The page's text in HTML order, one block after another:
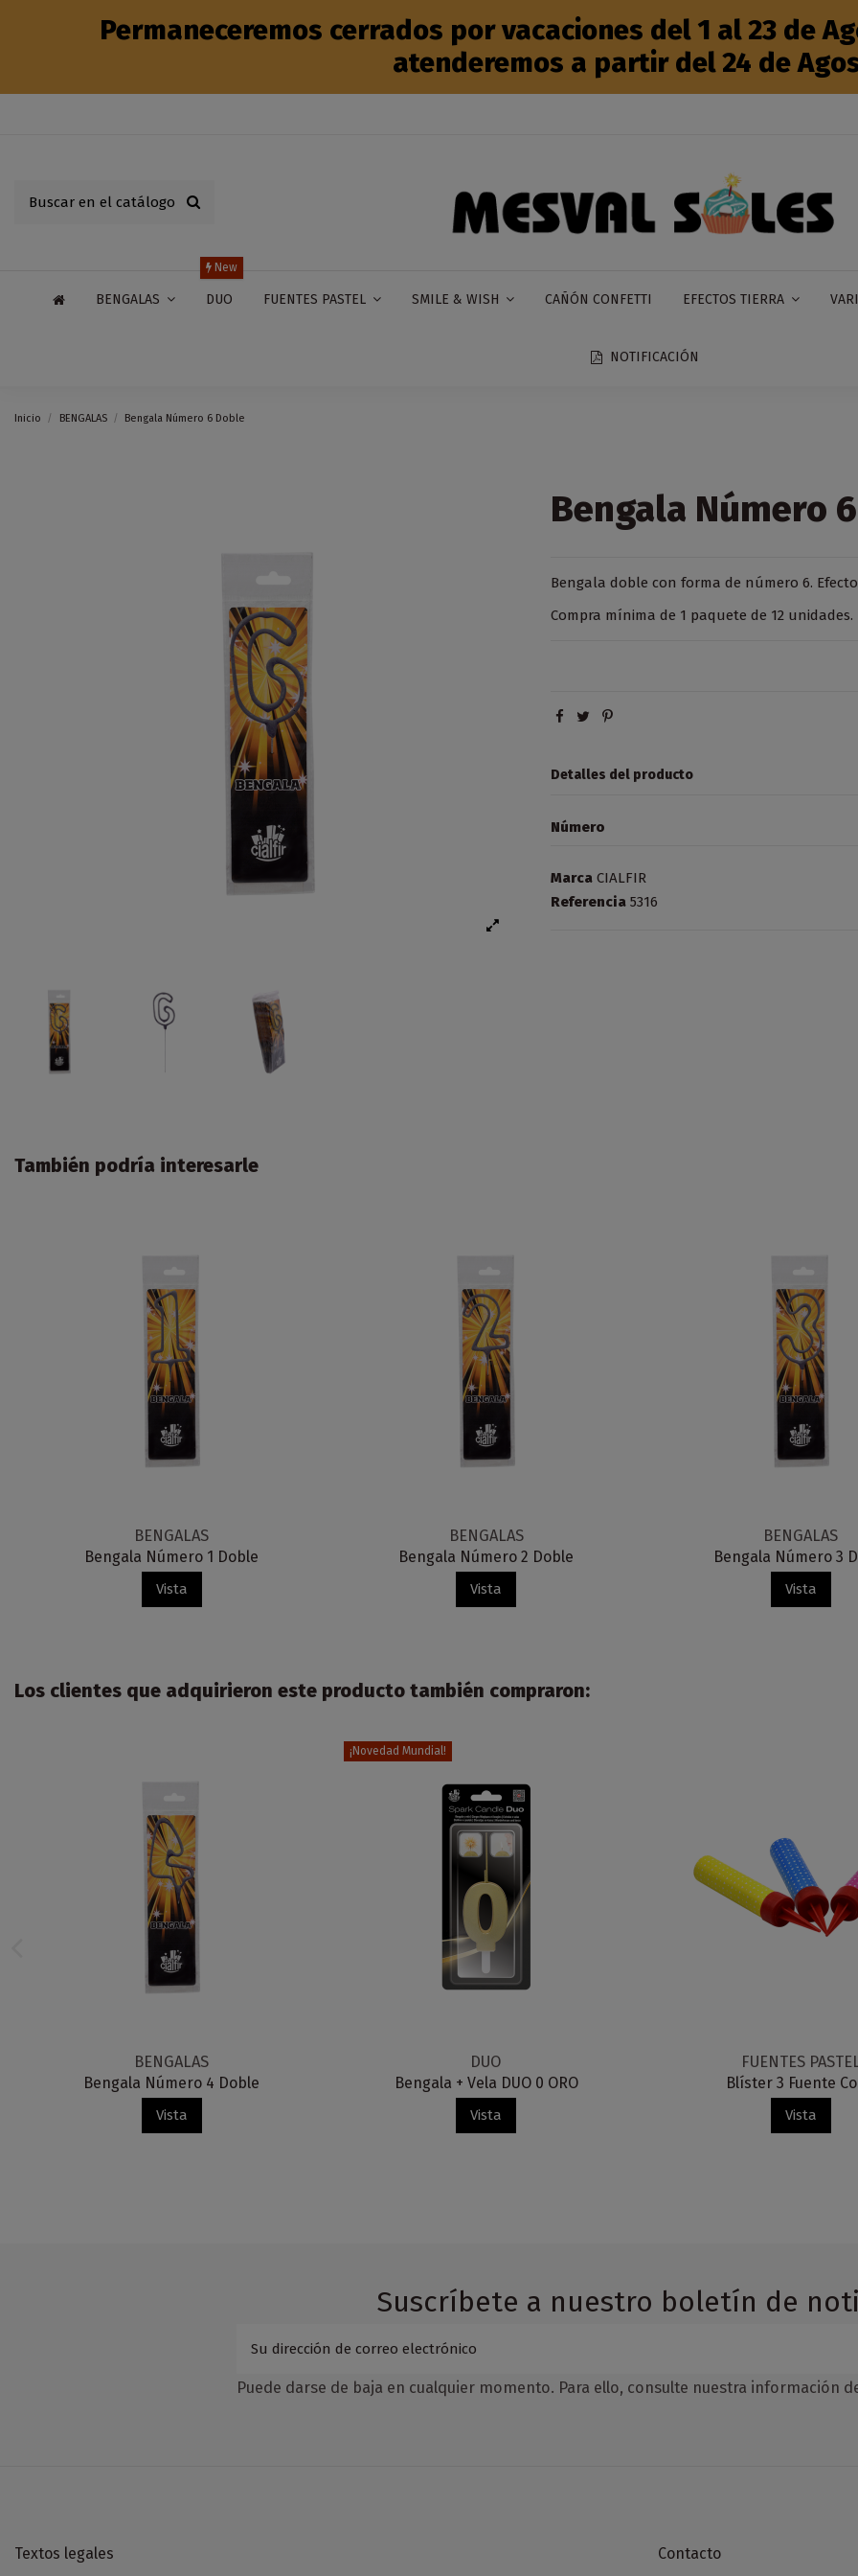
Permaneceremos cerrados por vacaciones del 1 al 23 de
atenderemos a partir del 24 de
BENGALAS DUO
New
FUENTES PASTEL SMILE & WISH CAÑÓN CONFETTI EFECTOS TIERRA
NOTIFICACIÓN
Inicio BENGALAS Bengala Número 6 Doble
Bengala Número
Bengala doble con forma de número 6.
Compra mínima de 1 paquete de 12 unidades.
Detalles del producto
Número
Marca CIALFIR
Referencia 5316
También podría interesarle
BENGALAS
Bengala Número 1 Doble
Vista
BENGALAS
Bengala Número 2 Doble
Vista
BENGALAS
Bengala Número 3
Vista
Los clientes que adquirieron este producto también compraron:
BENGALAS
Bengala Número 4 Doble
Vista
¡Novedad Mundial!
DUO
Bengala + Vela DUO 0 ORO
Vista
FUENTES
Blíster 3 Fuente
Vista
Suscríbete a nuestro boletín de
Puede darse de baja en cualquier momento. Para ello, consulte nuestra información
Textos legales Contacto